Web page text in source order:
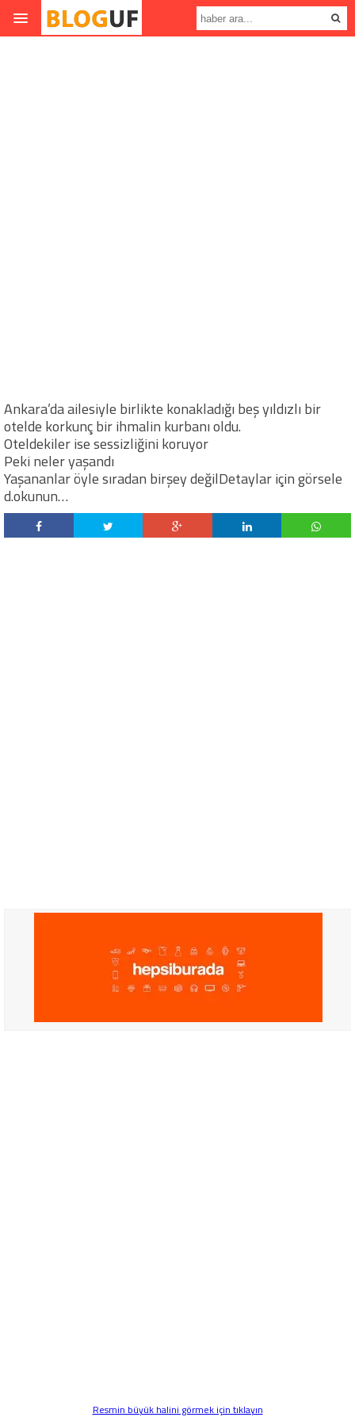
Ankara’da ailesiyle birlikte konakladığı beş yıldızlı bir
otelde korkunç bir ihmalin kurbanı oldu.
Oteldekiler ise sessizliğini koruyor
Peki neler yaşandı
Yaşananlar öyle sıradan birşey değilDetaylar için görsele
d.okunun…
Resmin büyük halini görmek için tıklayın